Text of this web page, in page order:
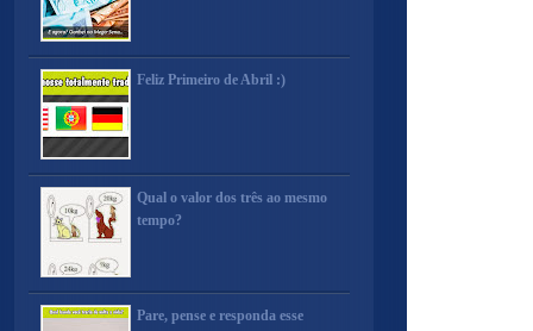
Feliz Primeiro de Abril :)
Qual o valor dos três ao mesmo
tempo?
Pare, pense e responda esse